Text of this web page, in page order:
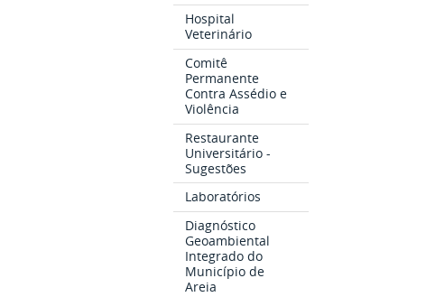
Hospital
Veterinário
Comitê
Permanente
Contra Assédio e
Violência
Restaurante
Universitário -
Sugestões
Laboratórios
Diagnóstico
Geoambiental
Integrado do
Município de
Areia